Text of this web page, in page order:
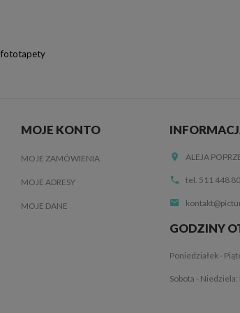
fototapety
MOJE KONTO
MOJE ZAMÓWIENIA
MOJE ADRESY
MOJE DANE
ALEJA
tel. 511 448
GODZINY
Poniedziałek -
Sobota -